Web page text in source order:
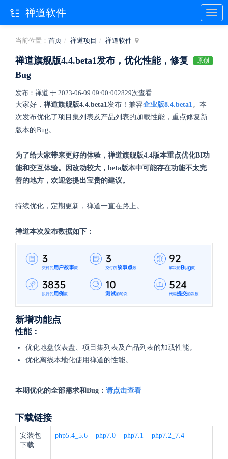
当前位置： 首页 禅道项目 禅道软件
禅道旗舰版4.4.beta1发布，优化性能，修复
Bug
原创
发布：禅道 于 2023-06-09 09:00:002829次查看
大家好， 禅道旗舰版4.4.beta1发布！兼容企业版8.4.beta1。本
次发布优化了项目集列表及产品列表的加载性能，重点修复新
版本的Bug。
为了给大家带来更好的体验，禅道旗舰版4.4版本重点优化BI功
能和交互体验。因改动较大，beta版本中可能存在功能不太完
善的地方，欢迎您提出宝贵的建议。
持续优化，定期更新，禅道一直在路上。
禅道本次发布数据如下：
新增功能点
性能：
优化地盘仪表盘、项目集列表及产品列表的加载性能。
优化离线本地化使用禅道的性能。
本期优化的全部需求和Bug： 请点击查看
下载链接
安装包
下载
php5.4_5.6 php7.0 php7.1 php7.2_7.4
禅道软件